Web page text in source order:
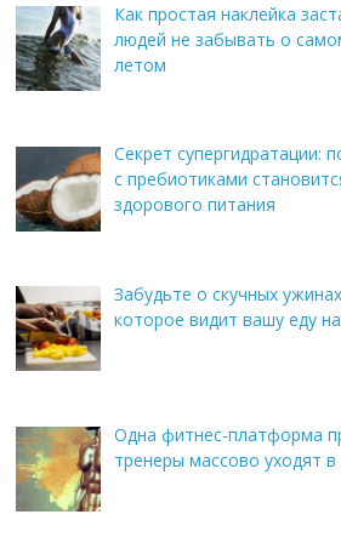
Как простая наклейка
людей не забывать о
летом
Секрет супергидратации:
с пребиотиками
здорового питания
Забудьте о скучных
которое видит вашу еду
Одна фитнес-платформа
тренеры массово уходят